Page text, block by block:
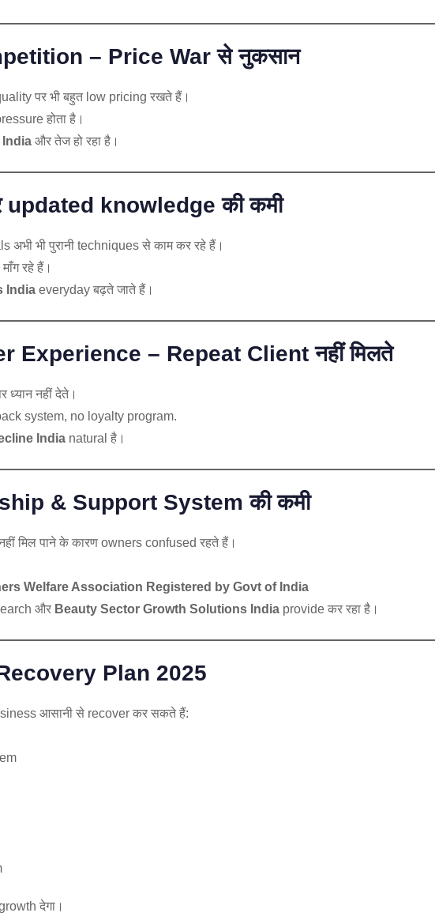
– Price War से नुकसान
पर भी बहुत low pricing रखते हैं।
होता है।
और तेज हो रहा है।
knowledge की कमी
भी पुरानी techniques से काम कर रहे हैं।
रहे हैं।
India everyday बढ़ते जाते हैं।
Experience – Repeat Client नहीं मिलते
नहीं देते।
system, no loyalty program.
India natural है।
& Support System की कमी
मिल पाने के कारण owners confused रहते हैं।
Welfare Association Registered by Govt of India
और Beauty Sector Growth Solutions India provide कर रहा है।
Plan 2025
आसानी से recover कर सकते हैं:
देगा।